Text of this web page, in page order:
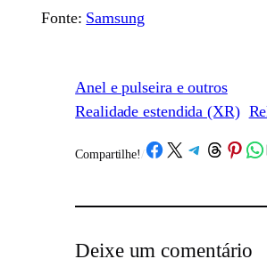
Fonte: Samsung
Anel e pulseira e outros
Realidade estendida (XR)
Compartilhe! /Share on Facebook
Share on X Share on Telegram
Share on Threads
Share onShare
Deixe um comentário